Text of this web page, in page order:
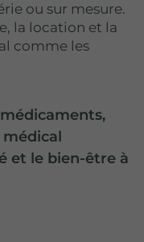
ou sur mesure.
la location et la
comme les
et le bien-être à